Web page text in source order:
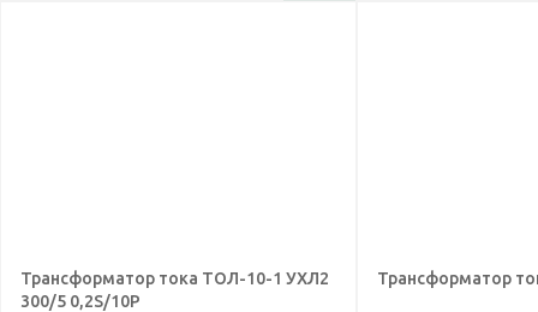
Трансформатор тока ТОЛ-10-1 УХЛ2
300/5 0,2S/10Р
Трансформатор